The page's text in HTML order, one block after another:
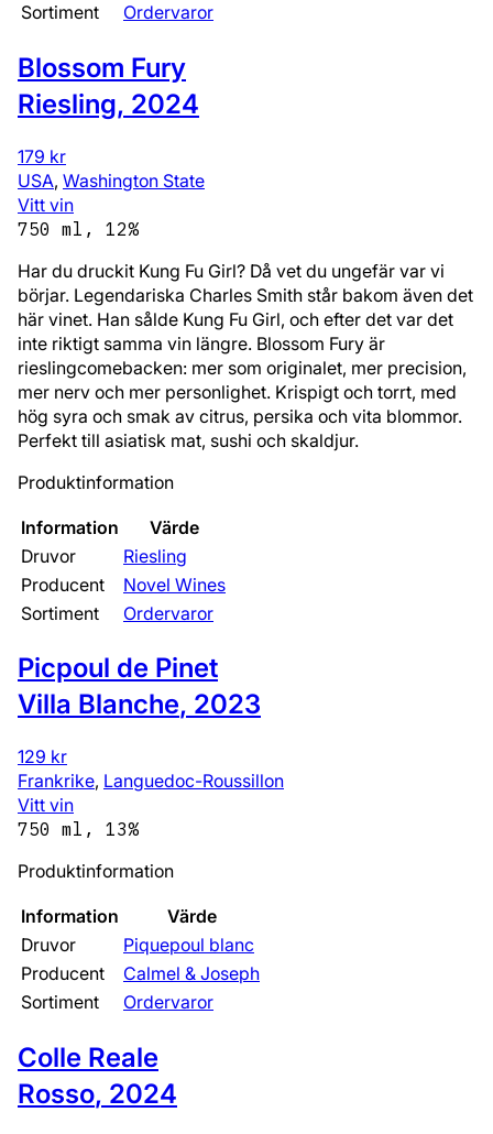
Sortiment
Ordervaror
Blossom Fury
Riesling, 2024
179 kr
USA, Washington State
Vitt vin
750 ml, 12%
Har du druckit Kung Fu Girl? Då vet du ungefär var vi
börjar. Legendariska Charles Smith står bakom även det
här vinet. Han sålde Kung Fu Girl, och efter det var det
inte riktigt samma vin längre. Blossom Fury är
rieslingcomebacken: mer som originalet, mer precision,
mer nerv och mer personlighet. Krispigt och torrt, med
hög syra och smak av citrus, persika och vita blommor.
Perfekt till asiatisk mat, sushi och skaldjur.
Produktinformation
Information
Värde
Druvor
Riesling
Producent
Novel Wines
Sortiment
Ordervaror
Picpoul de Pinet
Villa Blanche, 2023
129 kr
Frankrike, Languedoc-Roussillon
Vitt vin
750 ml, 13%
Produktinformation
Information
Värde
Druvor
Piquepoul blanc
Producent
Calmel & Joseph
Sortiment
Ordervaror
Colle Reale
Rosso, 2024